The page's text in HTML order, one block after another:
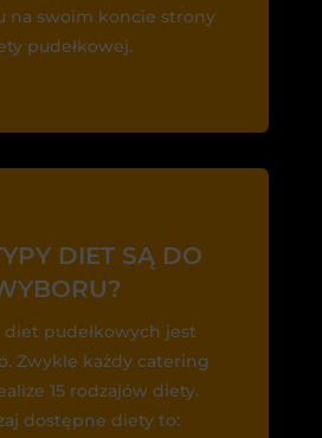
na swoim koncie strony
pudełkowej.
DIET SĄ DO
diet pudełkowych jest
Zwykle każdy catering
15 rodzajów diety.
dostępne diety to: